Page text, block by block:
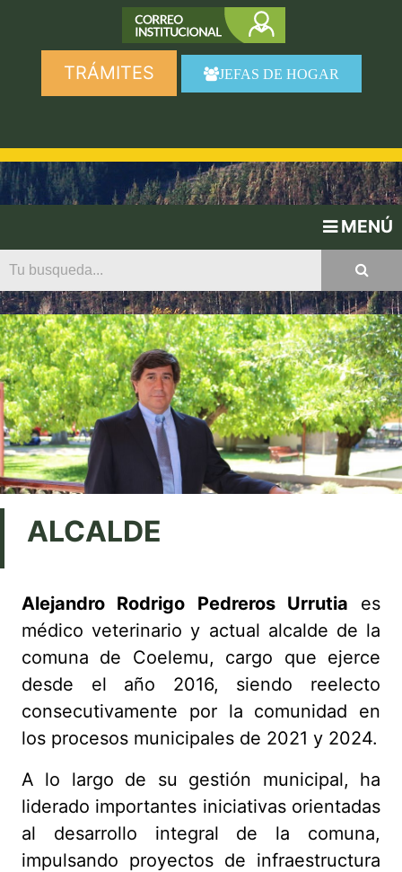
TRÁMITES JEFAS DE HOGAR
MENÚ
ALCALDE
Alejandro Rodrigo Pedreros Urrutia es
médico veterinario y actual alcalde de la
comuna de Coelemu, cargo que ejerce
desde el año 2016, siendo reelecto
consecutivamente por la comunidad en
los procesos municipales de 2021 y 2024.
A lo largo de su gestión municipal, ha
liderado importantes iniciativas orientadas
al desarrollo integral de la comuna,
impulsando proyectos de infraestructura